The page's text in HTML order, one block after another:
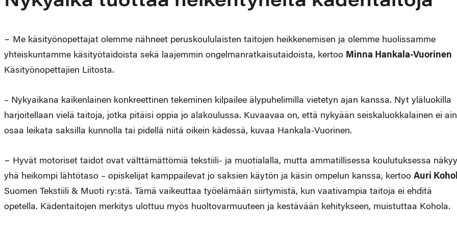
− Me käsityönopettajat olemme nähneet peruskoululaisten taitojen heikkenemisen ja olemme huolissamme
yhteiskuntamme käsityötaidoista sekä laajemmin ongelmanratkaisutaidoista, kertoo Minna Hankala-Vuorinen
Käsityönopettajien Liitosta.
– Nykyaikana kaikenlainen konkreettinen tekeminen kilpailee älypuhelimilla vietetyn ajan kanssa. Nyt yläluokilla
harjoitellaan vielä taitoja, jotka pitäisi oppia jo alakoulussa. Kuvaavaa on, että nykyään seiskaluokkalainen ei
osaa leikata saksilla kunnolla tai pidellä niitä oikein kädessä, kuvaa Hankala-Vuorinen.
− Hyvät motoriset taidot ovat välttämättömiä tekstiili- ja muotialalla, mutta ammatillisessa koulutuksessa näkyy
yhä heikompi lähtötaso – opiskelijat kamppailevat jo saksien käytön ja käsin ompelun kanssa, kertoo Auri
Suomen Tekstiili & Muoti ry:stä. Tämä vaikeuttaa työelämään siirtymistä, kun vaativampia taitoja ei ehditä
opetella. Kädentaitojen merkitys ulottuu myös huoltovarmuuteen ja kestävään kehitykseen, muistuttaa Kohola.